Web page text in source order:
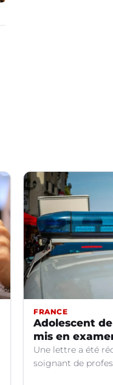
FRANCE
Adolescent
mis en
Une lettre a été
soignant de